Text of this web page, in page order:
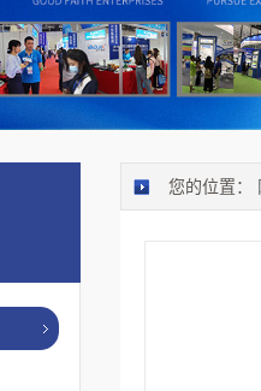
您的位置：